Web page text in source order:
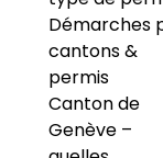
Démarches
cantons &
permis
Canton de
Genève –